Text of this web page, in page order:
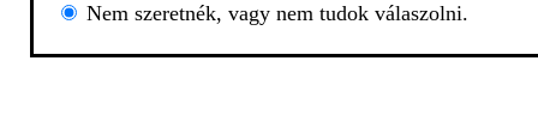
Nem szeretnék, vagy nem tudok válaszolni.